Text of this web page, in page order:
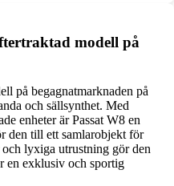
modell på
på begagnatmarknaden på
och sällsynthet. Med
enheter är Passat W8 en
den till ett samlarobjekt för
lyxiga utrustning gör den
en exklusiv och sportig